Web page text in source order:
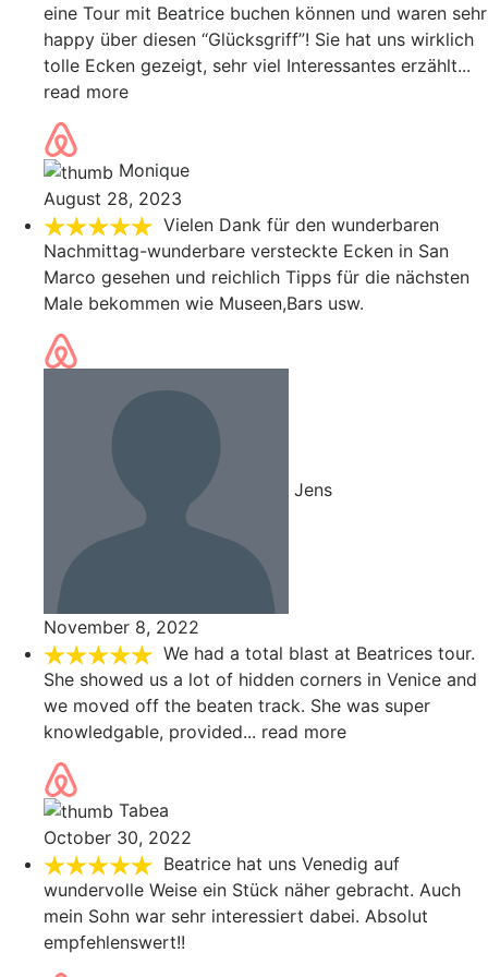
eine Tour mit Beatrice buchen können und waren sehr
happy über diesen “Glücksgriff”! Sie hat uns wirklich
tolle Ecken gezeigt, sehr viel Interessantes erzählt...
read more
Monique
August 28, 2023
Vielen Dank für den wunderbaren
Nachmittag-wunderbare versteckte Ecken in San
Marco gesehen und reichlich Tipps für die nächsten
Male bekommen wie Museen,Bars usw.
Jens
November 8, 2022
We had a total blast at Beatrices tour.
She showed us a lot of hidden corners in Venice and
we moved off the beaten track. She was super
knowledgable, provided... read more
Tabea
October 30, 2022
Beatrice hat uns Venedig auf
wundervolle Weise ein Stück näher gebracht. Auch
mein Sohn war sehr interessiert dabei. Absolut
empfehlenswert!!